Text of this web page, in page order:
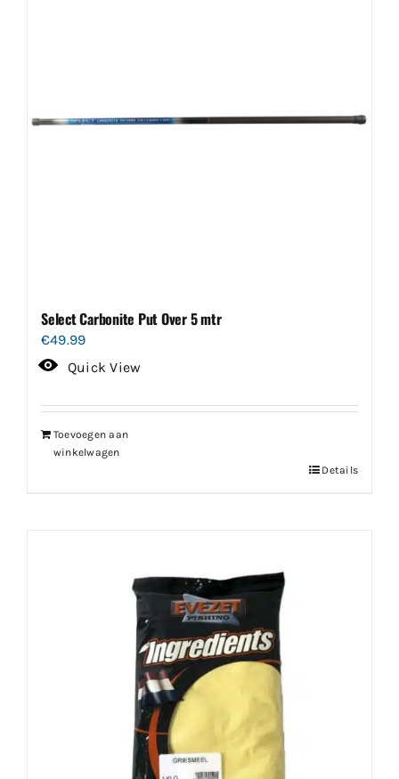
Select Carbonite Put Over 5 mtr
€49.99
Quick View
Toevoegen aan
winkelwagen
Details